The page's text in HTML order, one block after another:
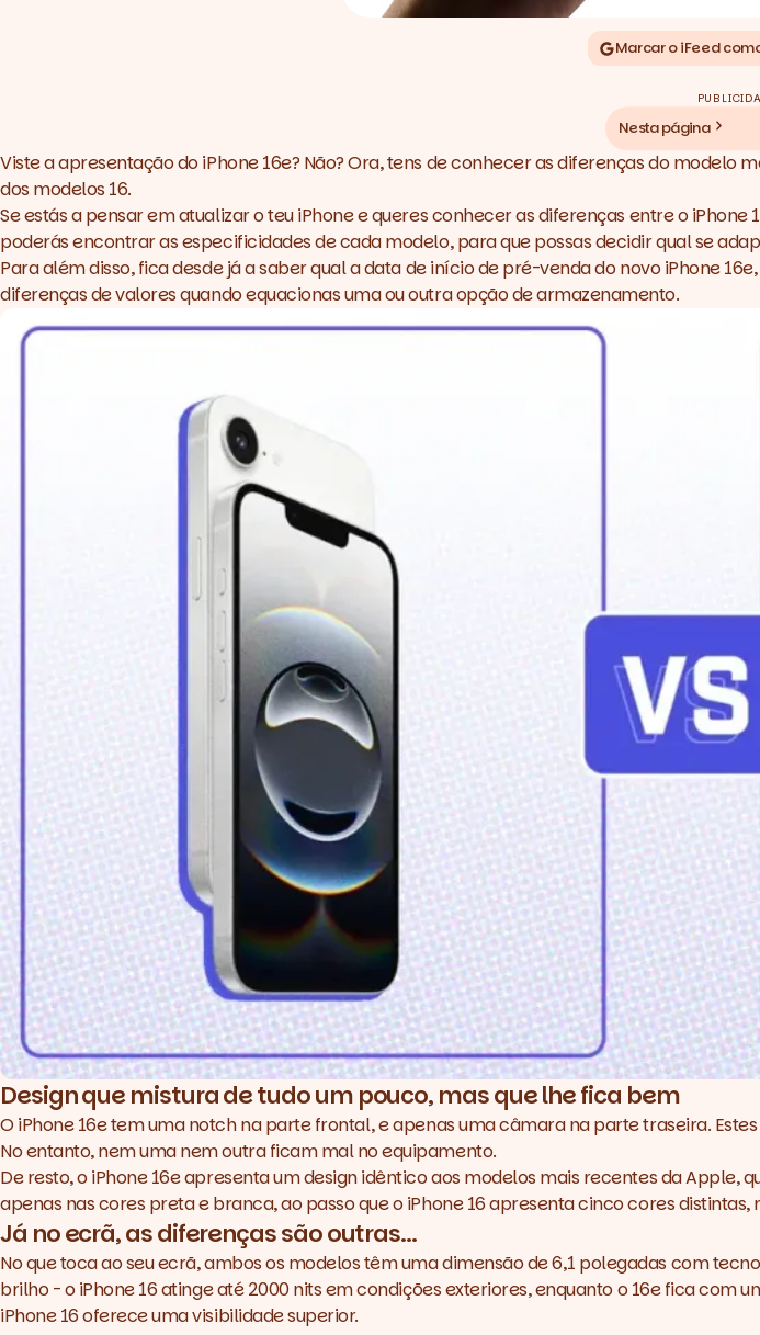
Marcar o iFeed
Nesta página
Viste a apresentação doiPhone 16e? Não? Ora, tens de conhecer as diferenças do modelo
dos modelos 16.
Se estás a pensar em atualizar o teu iPhone e queres conhecer as diferenças entre o
poderás encontrar as especificidades de cada modelo, para que possas decidir qual se
Para além disso, fica desde já a saber qual a data de início de pré-venda do novo iPhone
diferenças de valores quando equacionas uma ou outra opção de armazenamento.
Design que mistura de tudo um pouco, mas que lhe fica bem
O iPhone 16e tem umanotchna parte frontal, e apenas uma câmara na parte traseira.
No entanto, nem uma nem outra ficam mal no equipamento.
De resto, o iPhone 16e apresenta um design idêntico aos modelos mais recentes da
apenas nas cores preta e branca, ao passo que o iPhone 16 apresenta cinco cores
Já no ecrã, as diferenças são outras...
No que toca ao seu ecrã, ambos os modelos têm uma dimensão de 6,1 polegadas com
brilho - o iPhone 16 atinge até 2000 nits em condições exteriores, enquanto o 16e fica com
iPhone 16 oferece uma visibilidade superior.